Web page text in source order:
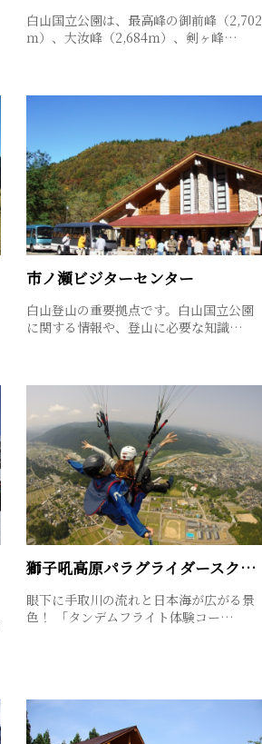
白山国立公園は、最高峰の御前峰（2,702
ｍ）、大汝峰（2,684ｍ）、剣ヶ峰…
市ノ瀬ビジターセンター
白山登山の重要拠点です。白山国立公園
に関する情報や、登山に必要な知識…
獅子吼高原パラグライダースクール
眼下に手取川の流れと日本海が広がる景
色！ 「タンデムフライト体験コー…